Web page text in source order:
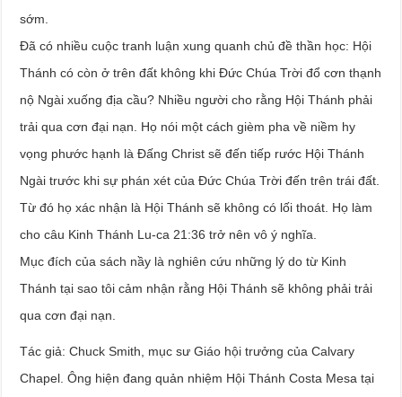
sớm.
Đã có nhiều cuộc tranh luận xung quanh chủ đề thần học: Hội
Thánh có còn ở trên đất không khi Đức Chúa Trời đổ cơn thạnh
nộ Ngài xuống địa cầu? Nhiều người cho rằng Hội Thánh phải
trải qua cơn đại nạn. Họ nói một cách gièm pha về niềm hy
vọng phước hạnh là Đấng Christ sẽ đến tiếp rước Hội Thánh
Ngài trước khi sự phán xét của Đức Chúa Trời đến trên trái đất.
Từ đó họ xác nhận là Hội Thánh sẽ không có lối thoát. Họ làm
cho câu Kinh Thánh Lu-ca 21:36 trở nên vô ý nghĩa.
Mục đích của sách nầy là nghiên cứu những lý do từ Kinh
Thánh tại sao tôi cảm nhận rằng Hội Thánh sẽ không phải trải
qua cơn đại nạn.
Tác giả: Chuck Smith, mục sư Giáo hội trưởng của Calvary
Chapel. Ông hiện đang quản nhiệm Hội Thánh Costa Mesa tại